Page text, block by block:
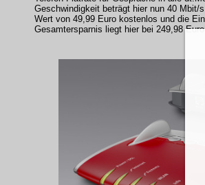
Geschwindigkeit beträgt hier nun 40
Wert von 49,99 Euro kostenlos und die
Gesamtersparnis liegt hier bei 249,98